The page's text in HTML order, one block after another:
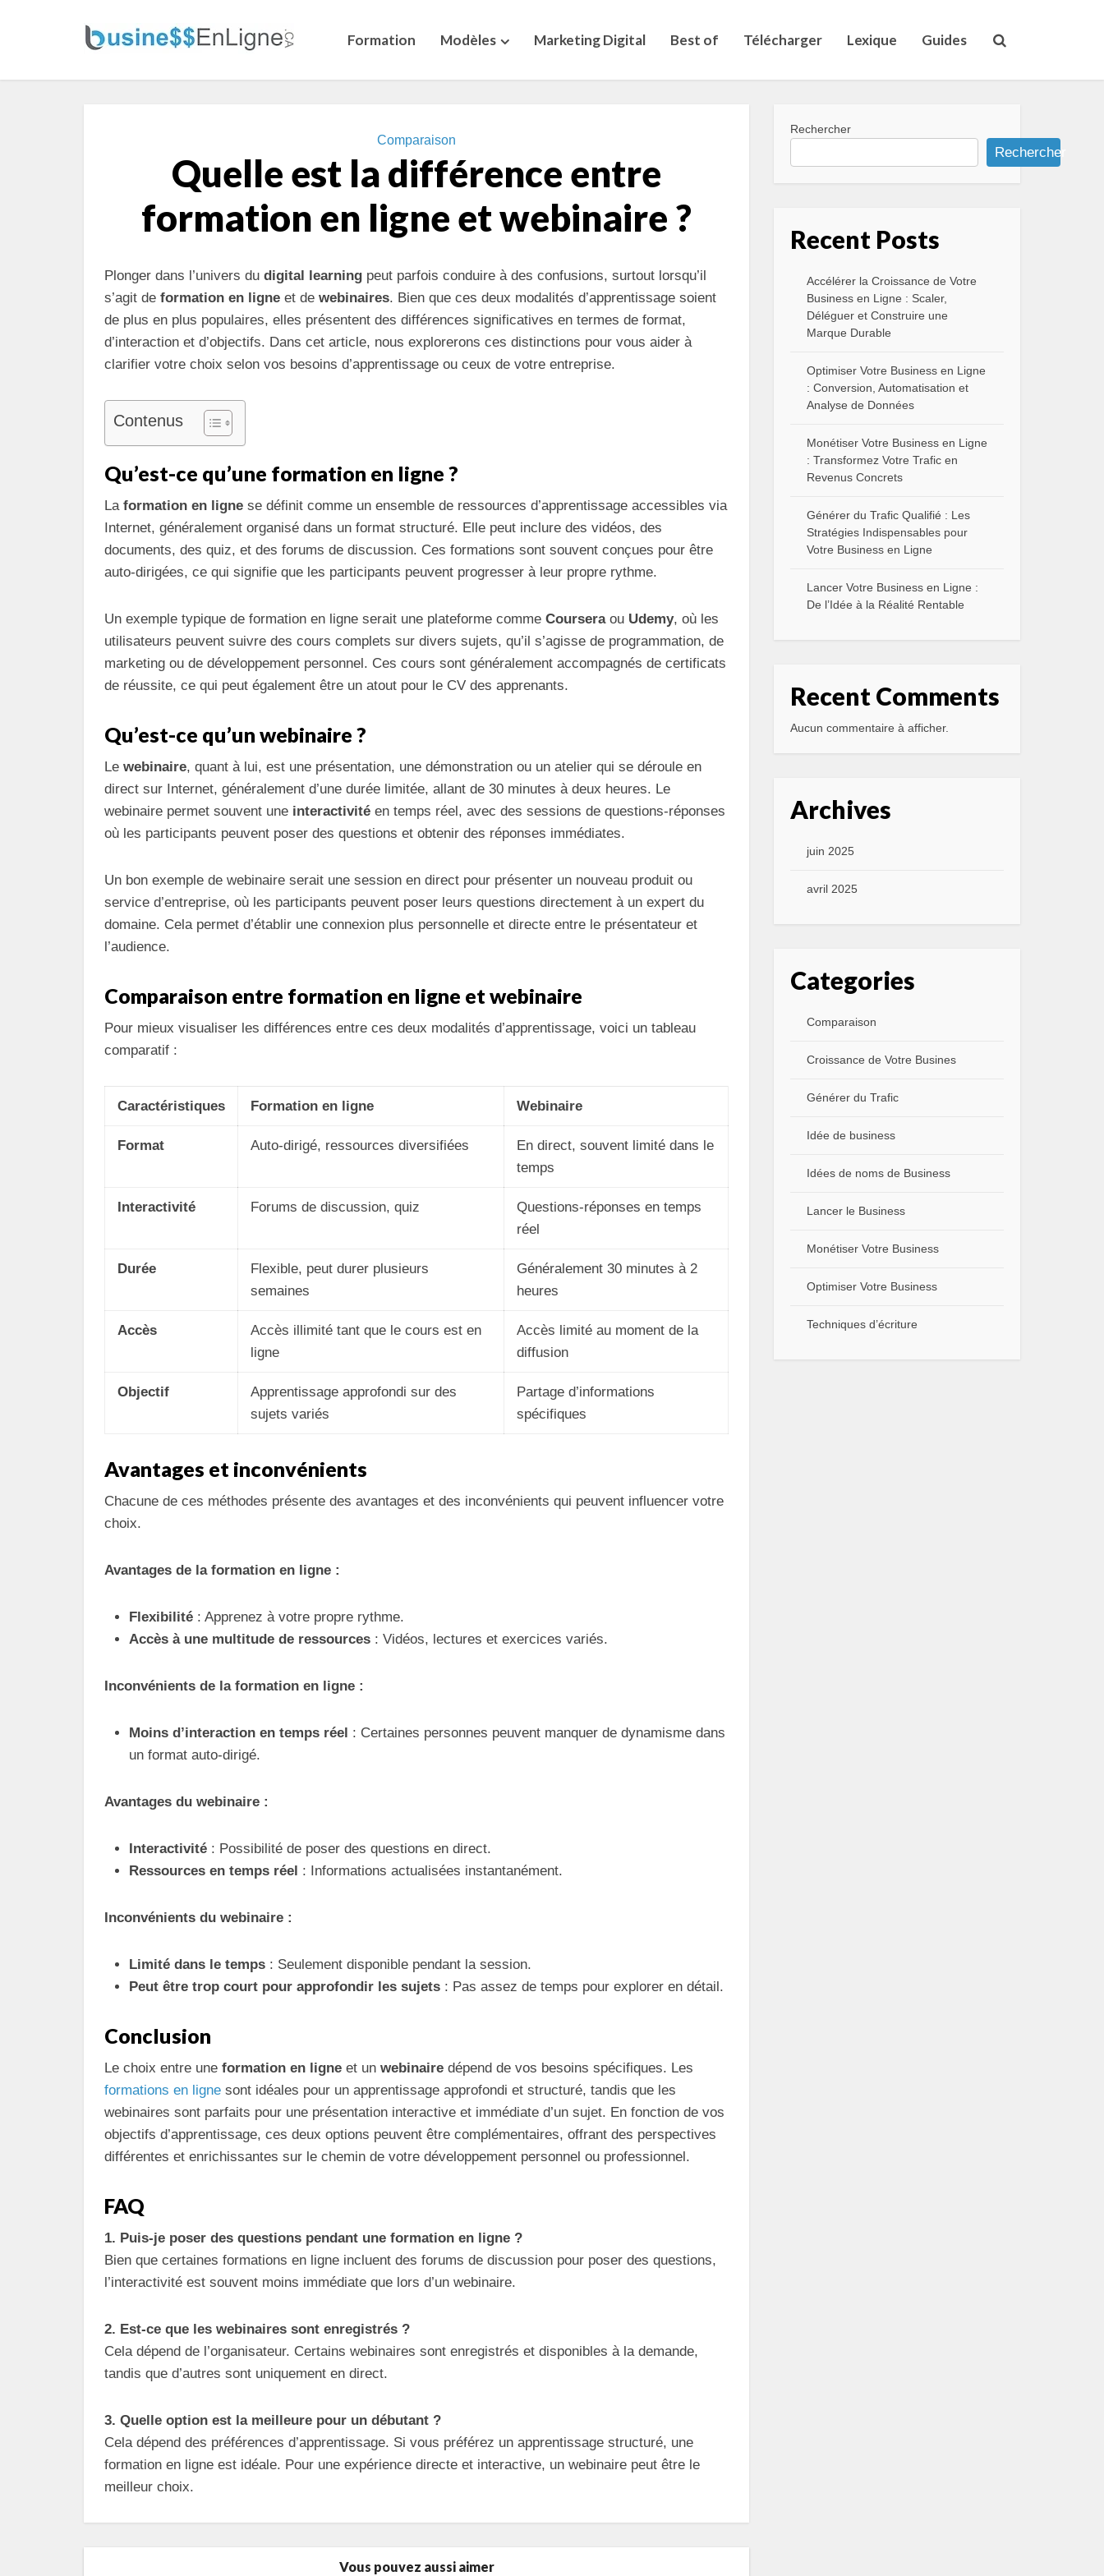
Formation Modèles Marketing Digital Best of Télécharger Lexique Guides
Comparaison
Quelle est la différence entre
formation en ligne et webinaire ?
Plonger dans l’univers du digital learning peut parfois conduire à des confusions, surtout lorsqu’il
s’agit de formation en ligne et de webinaires. Bien que ces deux modalités d’apprentissage soient
de plus en plus populaires, elles présentent des différences significatives en termes de format,
d’interaction et d’objectifs. Dans cet article, nous explorerons ces distinctions pour vous aider à
clarifier votre choix selon vos besoins d’apprentissage ou ceux de votre entreprise.
Contenus
Qu’est-ce qu’une formation en ligne ?
La formation en ligne se définit comme un ensemble de ressources d’apprentissage accessibles via
Internet, généralement organisé dans un format structuré. Elle peut inclure des vidéos, des
documents, des quiz, et des forums de discussion. Ces formations sont souvent conçues pour être
auto-dirigées, ce qui signifie que les participants peuvent progresser à leur propre rythme.
Un exemple typique de formation en ligne serait une plateforme comme Courseraou Udemy, où les
utilisateurs peuvent suivre des cours complets sur divers sujets, qu’il s’agisse de programmation, de
marketing ou de développement personnel. Ces cours sont généralement accompagnés de certificats
de réussite, ce qui peut également être un atout pour le CV des apprenants.
Qu’est-ce qu’un webinaire ?
Le webinaire, quant à lui, est une présentation, une démonstration ou un atelier qui se déroule en
direct sur Internet, généralement d’une durée limitée, allant de 30 minutes à deux heures. Le
webinaire permet souvent une interactivité en temps réel, avec des sessions de questions-réponses
où les participants peuvent poser des questions et obtenir des réponses immédiates.
Un bon exemple de webinaire serait une session en direct pour présenter un nouveau produit ou
service d’entreprise, où les participants peuvent poser leurs questions directement à un expert du
domaine. Cela permet d’établir une connexion plus personnelle et directe entre le présentateur et
l’audience.
Comparaison entre formation en ligne et webinaire
Pour mieux visualiser les différences entre ces deux modalités d’apprentissage, voici un tableau
comparatif :
Caractéristiques Formation en ligne Webinaire
Format Auto-dirigé, ressources diversifiées
En direct, souvent limité dans le
temps
Interactivité Forums de discussion, quiz
Questions-réponses en temps
réel
Durée
Flexible, peut durer plusieurs
semaines
Généralement 30 minutes à 2
heures
Accès
Accès illimité tant que le cours est en
ligne
Accès limité au moment de la
diffusion
Objectif
Apprentissage approfondi sur des
sujets variés
Partage d’informations
spécifiques
Avantages et inconvénients
Chacune de ces méthodes présente des avantages et des inconvénients qui peuvent influencer votre
choix.
Avantages de la formation en ligne :
Flexibilité : Apprenez à votre propre rythme.
Accès à une multitude de ressources : Vidéos, lectures et exercices variés.
Inconvénients de la formation en ligne :
Moins d’interaction en temps réel : Certaines personnes peuvent manquer de dynamisme dans
un format auto-dirigé.
Avantages du webinaire :
Interactivité : Possibilité de poser des questions en direct.
Ressources en temps réel : Informations actualisées instantanément.
Inconvénients du webinaire :
Limité dans le temps : Seulement disponible pendant la session.
Peut être trop court pour approfondir les sujets : Pas assez de temps pour explorer en détail.
Conclusion
Le choix entre une formation en ligne et un webinaire dépend de vos besoins spécifiques. Les
formations en ligne sont idéales pour un apprentissage approfondi et structuré, tandis que les
webinaires sont parfaits pour une présentation interactive et immédiate d’un sujet. En fonction de vos
objectifs d’apprentissage, ces deux options peuvent être complémentaires, offrant des perspectives
différentes et enrichissantes sur le chemin de votre développement personnel ou professionnel.
FAQ
1. Puis-je poser des questions pendant une formation en ligne ?
Bien que certaines formations en ligne incluent des forums de discussion pour poser des questions,
l’interactivité est souvent moins immédiate que lors d’un webinaire.
2. Est-ce que les webinaires sont enregistrés ?
Cela dépend de l’organisateur. Certains webinaires sont enregistrés et disponibles à la demande,
tandis que d’autres sont uniquement en direct.
3. Quelle option est la meilleure pour un débutant ?
Cela dépend des préférences d’apprentissage. Si vous préférez un apprentissage structuré, une
formation en ligne est idéale. Pour une expérience directe et interactive, un webinaire peut être le
meilleur choix.
Vous pouvez aussi aimer
Rechercher
Rechercher
Recent Posts
Accélérer la Croissance de Votre
Business en Ligne : Scaler,
Déléguer et Construire une
Marque Durable
Optimiser Votre Business en Ligne
: Conversion, Automatisation et
Analyse de Données
Monétiser Votre Business en Ligne
: Transformez Votre Trafic en
Revenus Concrets
Générer du Trafic Qualifié : Les
Stratégies Indispensables pour
Votre Business en Ligne
Lancer Votre Business en Ligne :
De l’Idée à la Réalité Rentable
Recent Comments
Aucun commentaire à afficher.
Archives
juin 2025
avril 2025
Categories
Comparaison
Croissance de Votre Busines
Générer du Trafic
Idée de business
Idées de noms de Business
Lancer le Business
Monétiser Votre Business
Optimiser Votre Business
Techniques d’écriture